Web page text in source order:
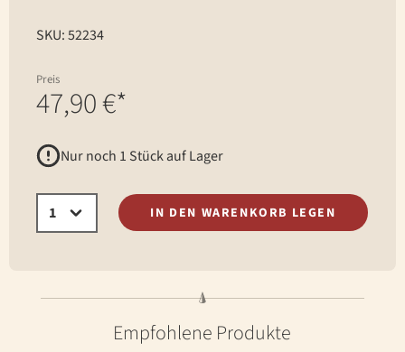
SKU: 52234
Preis
47,90 €*
Nur noch 1 Stück auf Lager
IN DEN WARENKORB LEGEN
Empfohlene Produkte